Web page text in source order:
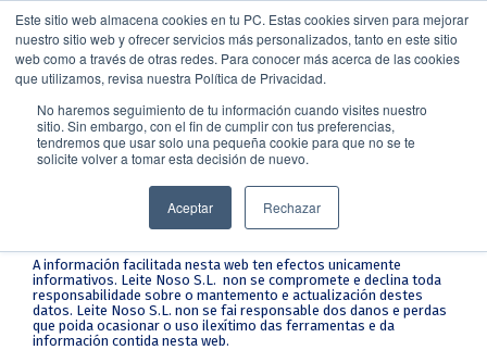
Este sitio web almacena cookies en tu PC. Estas cookies sirven para mejorar
nuestro sitio web y ofrecer servicios más personalizados, tanto en este sitio
web como a través de otras redes. Para conocer más acerca de las cookies
que utilizamos, revisa nuestra Política de Privacidad.
No haremos seguimiento de tu información cuando visites nuestro
sitio. Sin embargo, con el fin de cumplir con tus preferencias,
tendremos que usar solo una pequeña cookie para que no se te
solicite volver a tomar esta decisión de nuevo.
Aceptar Rechazar
Avisos legais
PROPIEDADE DA PÁXINA WEB E DOS SEUS CONTIDOS
Leite Noso S.L. A finalidade destas páxinas é difundir as
actividades da sociedade e dar a coñecer os seus produtos e
novas relacionadas cos mesmos.
A información facilitada nesta web ten efectos unicamente
informativos. Leite Noso S.L. non se compromete e declina toda
responsabilidade sobre o mantemento e actualización destes
datos. Leite Noso S.L. non se fai responsable dos danos e perdas
que poida ocasionar o uso ilexítimo das ferramentas e da
información contida nesta web.